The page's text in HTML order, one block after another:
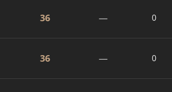
36 — 0
36 — 0